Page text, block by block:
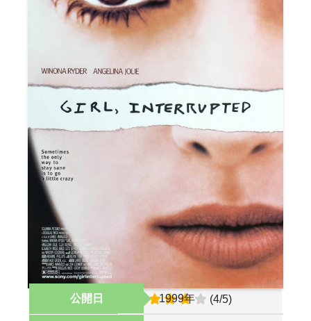
オススメ度 (4/5)
公開日 1999年